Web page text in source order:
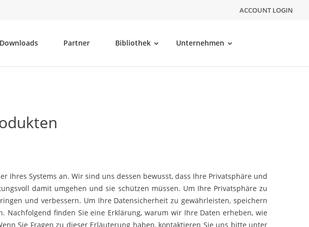
ACCOUNT LOGIN
Downloads Partner Bibliothek Unternehmen
Ihres Systems an. Wir sind uns dessen bewusst, dass Ihre Privatsphäre und
damit umgehen und sie schützen müssen. Um Ihre Privatsphäre zu
und verbessern. Um Ihre Datensicherheit zu gewährleisten, speichern
finden Sie eine Erklärung, warum wir Ihre Daten erheben, wie
Sie Fragen zu dieser Erläuterung haben, kontaktieren Sie uns bitte unter